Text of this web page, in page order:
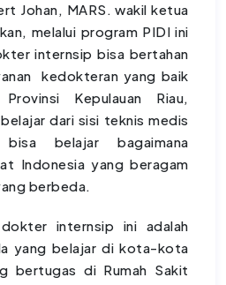
Johan, MARS. wakil ketua
melalui program PIDI ini
internsip bisa bertahan
kedokteran yang baik
Kepulauan Riau,
dari sisi teknis medis
belajar bagaimana
Indonesia yang beragam
berbeda.
internsip ini adalah
yang belajar di kota-kota
bertugas di Rumah Sakit